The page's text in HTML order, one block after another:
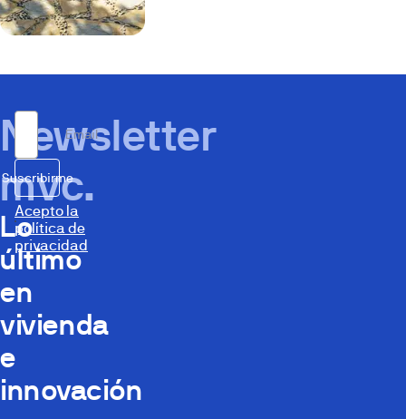
Newsletter
mvc.
Lo
último
en
vivienda
e
innovación
Email
Suscribirme
Acepto la
política de
privacidad